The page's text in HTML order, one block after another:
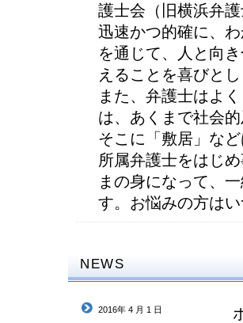
護士会（旧横浜弁
迅速かつ的確に、
を通じて、人と向
えることを喜びと
また、弁護士はよ
は、あくまで社会
そこに「敷居」な
所属弁護士をはじ
まの身になって、
す。お悩みの方は
NEWS
2016年 4 月 1 日